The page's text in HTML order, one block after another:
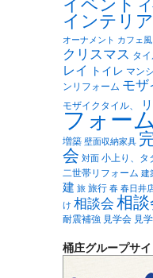
イベント
インテリア
オーナメント カフェ風
クリスマス タ
レイ
トイレ マン
ンリフォーム モザ
モザイクタイル、
フォー
増築 壁面収納家具
会 対面 小上り、タ
二世帯リフォーム 建
建 旅 旅行 春 春日井
け 相談会 相談
耐震補強 見学会 見学
桶庄グループサイ